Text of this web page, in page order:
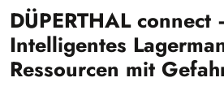
DÜPERTHAL connect
Intelligentes
Ressourcen mit